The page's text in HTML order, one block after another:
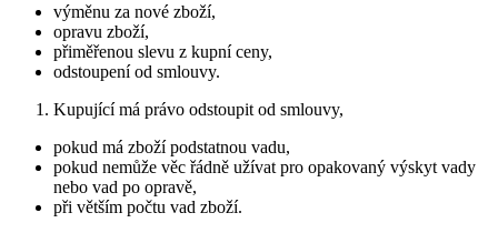
výměnu za nové zboží,
opravu zboží,
přiměřenou slevu z kupní ceny,
odstoupení od smlouvy.
Kupující má právo odstoupit od smlouvy,
pokud má zboží podstatnou vadu,
pokud nemůže věc řádně užívat pro opakovaný výskyt vady
nebo vad po opravě,
při větším počtu vad zboží.